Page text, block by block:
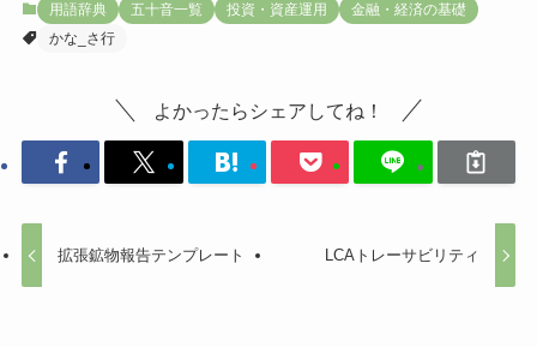
用語辞典 五十音一覧 投資・資産運用
金融・経済の基礎
かな_さ行
よかったらシェアしてね！
拡張鉱物報告テンプレート LCAトレーサビリティ